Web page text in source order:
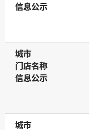
信息公示
信息公示
城市
城市
门店名称
门店名称
信息公示
信息公示
城市
城市